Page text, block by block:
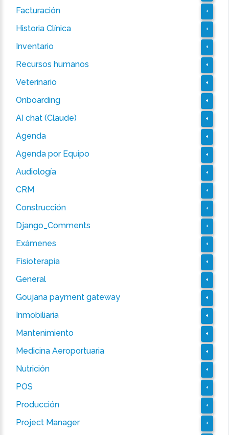
Facturación +
Historia Clínica +
Inventario +
Recursos humanos +
Veterinario +
Onboarding +
AI chat (Claude) +
Agenda +
Agenda por Equipo +
Audiología +
CRM +
Construcción +
Django_Comments +
Exámenes +
Fisioterapia +
General +
Goujana payment gateway +
Inmobiliaria +
Mantenimiento +
Medicina Aeroportuaria +
Nutrición +
POS +
Producción +
Project Manager +